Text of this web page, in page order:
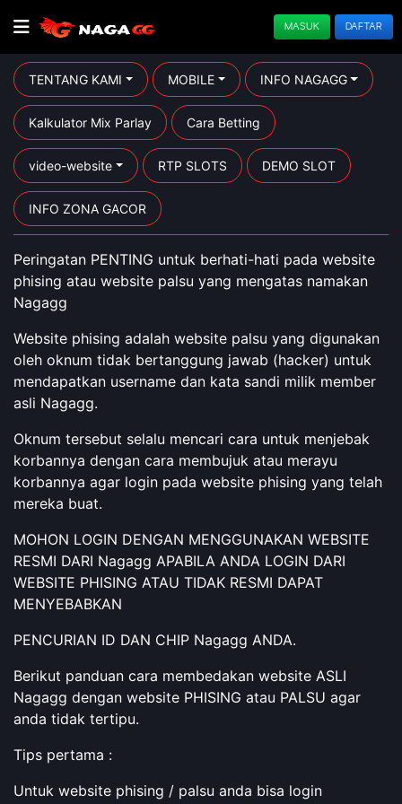
MASUK DAFTAR
TENTANG KAMI MOBILE INFO NAGAGG
Kalkulator Mix Parlay Cara Betting
video-website RTP SLOTS DEMO SLOT
INFO ZONA GACOR
Peringatan PENTING untuk berhati-hati pada website
phising atau website palsu yang mengatas namakan
Nagagg
Website phising adalah website palsu yang digunakan
oleh oknum tidak bertanggung jawab (hacker) untuk
mendapatkan username dan kata sandi milik member
asli Nagagg.
Oknum tersebut selalu mencari cara untuk menjebak
korbannya dengan cara membujuk atau merayu
korbannya agar login pada website phising yang telah
mereka buat.
MOHON LOGIN DENGAN MENGGUNAKAN WEBSITE
RESMI DARI Nagagg APABILA ANDA LOGIN DARI
WEBSITE PHISING ATAU TIDAK RESMI DAPAT
MENYEBABKAN
PENCURIAN ID DAN CHIP Nagagg ANDA.
Berikut panduan cara membedakan website ASLI
Nagagg dengan website PHISING atau PALSU agar
anda tidak tertipu.
Tips pertama :
Untuk website phising / palsu anda bisa login